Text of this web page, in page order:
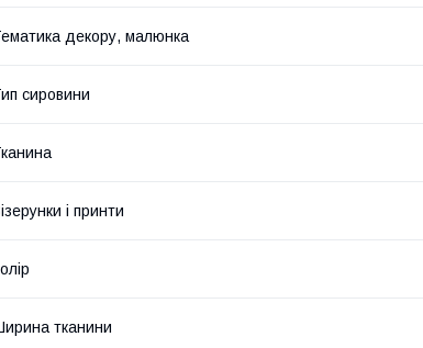
декору, малюнка
сировини
і принти
тканини